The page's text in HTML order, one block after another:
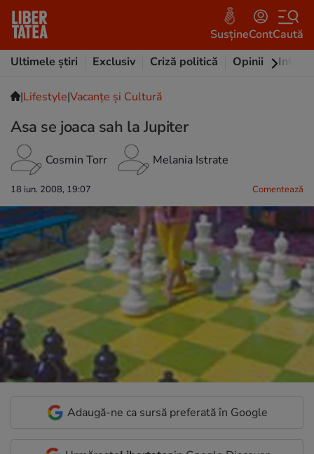
SusțineContCaută
Ultimele știri
Exclusiv Criză politică Opinii
|Lifestyle|Vacanțe și Cultură
Asa se joaca sah la Jupiter
Cosmin Torr Melania Istrate
18 iun. 2008, 19:07 Comentează
Adaugă-ne ca sursă preferată în Google